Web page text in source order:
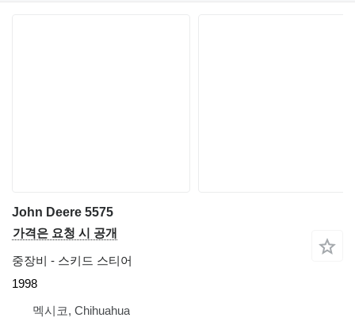
John Deere 5575
가격은 요청 시 공개
중장비 - 스키드 스티어
1998
멕시코, Chihuahua